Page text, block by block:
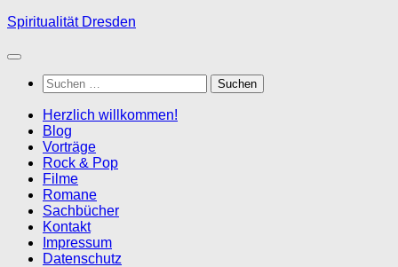
Zum
springen
Spiritualität Dresden
Suchen
nach:
Herzlich willkommen!
Blog
Vorträge
Rock & Pop
Filme
Romane
Sachbücher
Kontakt
Impressum
Datenschutz